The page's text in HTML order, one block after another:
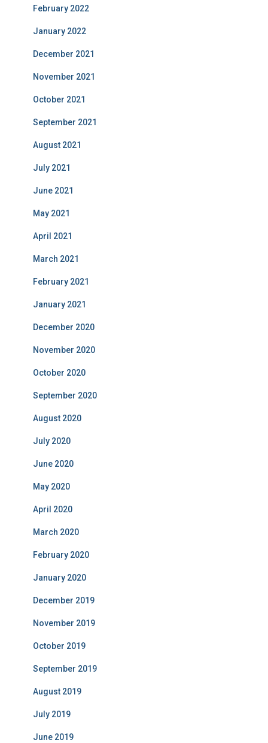
February 2022
January 2022
December 2021
November 2021
October 2021
September 2021
August 2021
July 2021
June 2021
May 2021
April 2021
March 2021
February 2021
January 2021
December 2020
November 2020
October 2020
September 2020
August 2020
July 2020
June 2020
May 2020
April 2020
March 2020
February 2020
January 2020
December 2019
November 2019
October 2019
September 2019
August 2019
July 2019
June 2019